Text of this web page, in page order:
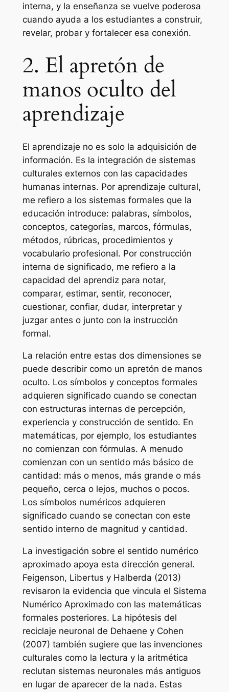
interna, y la enseñanza se vuelve poderosa
cuando ayuda a los estudiantes a construir,
revelar, probar y fortalecer esa conexión.
2. El apretón de
manos oculto del
aprendizaje
El aprendizaje no es solo la adquisición de
información. Es la integración de sistemas
culturales externos con las capacidades
humanas internas. Por aprendizaje cultural,
me refiero a los sistemas formales que la
educación introduce: palabras, símbolos,
conceptos, categorías, marcos, fórmulas,
métodos, rúbricas, procedimientos y
vocabulario profesional. Por construcción
interna de significado, me refiero a la
capacidad del aprendiz para notar,
comparar, estimar, sentir, reconocer,
cuestionar, confiar, dudar, interpretar y
juzgar antes o junto con la instrucción
formal.
La relación entre estas dos dimensiones se
puede describir como un apretón de manos
oculto. Los símbolos y conceptos formales
adquieren significado cuando se conectan
con estructuras internas de percepción,
experiencia y construcción de sentido. En
matemáticas, por ejemplo, los estudiantes
no comienzan con fórmulas. A menudo
comienzan con un sentido más básico de
cantidad: más o menos, más grande o más
pequeño, cerca o lejos, muchos o pocos.
Los símbolos numéricos adquieren
significado cuando se conectan con este
sentido interno de magnitud y cantidad.
La investigación sobre el sentido numérico
aproximado apoya esta dirección general.
Feigenson, Libertus y Halberda (2013)
revisaron la evidencia que vincula el Sistema
Numérico Aproximado con las matemáticas
formales posteriores. La hipótesis del
reciclaje neuronal de Dehaene y Cohen
(2007) también sugiere que las invenciones
culturales como la lectura y la aritmética
reclutan sistemas neuronales más antiguos
en lugar de aparecer de la nada. Estas